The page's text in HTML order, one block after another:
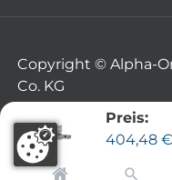
Preis:
404,48 €
Copyright © Alpha-
Co. KG